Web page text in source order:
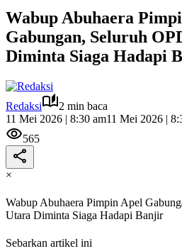
Wabup Abuhaera
Gabungan, Seluruh
Diminta Siaga Hadapi
Redaksi
2 min baca
11 Mei 2026 | 8:30 am11 Mei 2026 |
565
×
Wabup Abuhaera Pimpin Apel
Utara Diminta Siaga Hadapi Banjir
Sebarkan artikel ini